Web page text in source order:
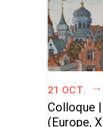
21 oct.
Colloque
(Europe,